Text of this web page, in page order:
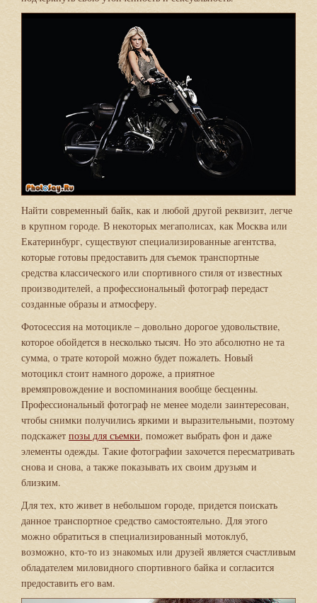
Найти современный байк, как и любой другой реквизит, легче
в крупном городе. В некоторых мегаполисах, как Москва или
Екатеринбург, существуют специализированные агентства,
которые готовы предоставить для съемок транспортные
средства классического или спортивного стиля от известных
производителей, а профессиональный фотограф передаст
созданные образы и атмосферу.
Фотосессия на мотоцикле – довольно дорогое удовольствие,
которое обойдется в несколько тысяч. Но это абсолютно не та
сумма, о трате которой можно будет пожалеть. Новый
мотоцикл стоит намного дороже, а приятное
времяпровождение и воспоминания вообще бесценны.
Профессиональный фотограф не менее модели заинтересован,
чтобы снимки получились яркими и выразительными, поэтому
подскажет позы для съемки, поможет выбрать фон и даже
элементы одежды. Такие фотографии захочется пересматривать
снова и снова, а также показывать их своим друзьям и
близким.
Для тех, кто живет в небольшом городе, придется поискать
данное транспортное средство самостоятельно. Для этого
можно обратиться в специализированный мотоклуб,
возможно, кто-то из знакомых или друзей является счастливым
обладателем миловидного спортивного байка и согласится
предоставить его вам.